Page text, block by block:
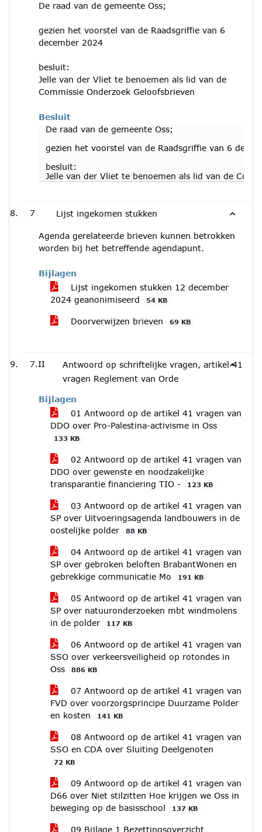
De raad van de gemeente Oss;
gezien het voorstel van de Raadsgriffie van 6
december 2024
besluit:
Jelle van der Vliet te benoemen als lid van de
Commissie Onderzoek Geloofsbrieven
Besluit
De raad van de gemeente Oss;
gezien het voorstel van de Raadsgriffie van 6
besluit:
Jelle van der Vliet te benoemen als lid van de
7 Lijst ingekomen stukken
Agenda gerelateerde brieven kunnen betrokken
worden bij het betreffende agendapunt.
Bijlagen
Lijst ingekomen stukken 12 december
2024 geanonimiseerd
54 KB
Doorverwijzen brieven 69 KB
7.II
Antwoord op schriftelijke vragen, artikel 41
vragen Reglement van Orde
Bijlagen
01 Antwoord op de artikel 41 vragen van
DDO over Pro-Palestina-activisme in Oss
133 KB
02 Antwoord op de artikel 41 vragen van
DDO over gewenste en noodzakelijke
transparantie financiering TIO -
123 KB
03 Antwoord op de artikel 41 vragen van
SP over Uitvoeringsagenda landbouwers in de
oostelijke polder
88 KB
04 Antwoord op de artikel 41 vragen van
SP over gebroken beloften BrabantWonen en
gebrekkige communicatie Mo
191 KB
05 Antwoord op de artikel 41 vragen van
SP over natuuronderzoeken mbt windmolens
in de polder
117 KB
06 Antwoord op de artikel 41 vragen van
SSO over verkeersveiligheid op rotondes in
Oss
886 KB
07 Antwoord op de artikel 41 vragen van
FVD over voorzorgsprincipe Duurzame Polder
en kosten
141 KB
08 Antwoord op de artikel 41 vragen van
SSO en CDA over Sluiting Deelgenoten
72 KB
09 Antwoord op de artikel 41 vragen van
D66 over Niet stilzitten Hoe krijgen we Oss in
beweging op de basisschool
137 KB
09 Bijlage 1 Bezettingsoverzicht